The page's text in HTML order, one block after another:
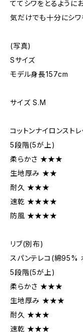
ててシワをとるように
気だけでも十分にシワ
(写真)
Sサイズ
モデル身長157cm
サイズ S.M
コットンナイロンスト
5段階(5が上)
柔らかさ ★★★
生地厚み ★★
耐久 ★★★
速乾 ★★★★
防風 ★★★★
リブ(別布)
スパンテレコ(綿95%
5段階(5が上)
柔らかさ ★★★
生地厚み ★★★
耐久 ★★★
速乾 ★★★